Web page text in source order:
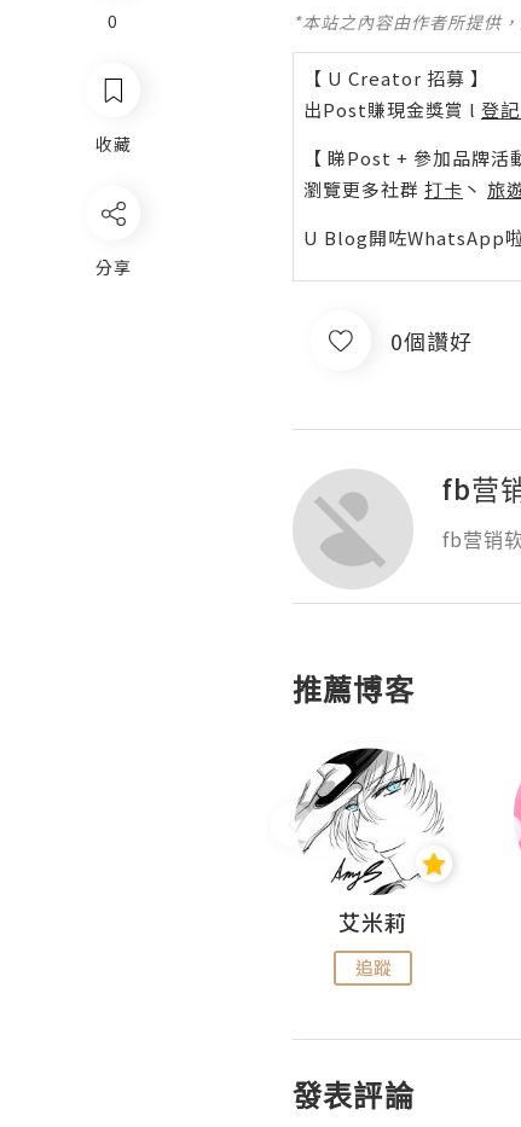
0
收藏
分享
*本站之內容由作者所提供
【 U Creator 招募 】
出Post賺現金獎賞 l 登
【 睇Post + 參加品牌活
瀏覽更多社群 打卡 丶 旅
U Blog開咗WhatsApp
0個讚好
fb营
fb营销
推薦博客
艾米莉
追蹤
發表評論